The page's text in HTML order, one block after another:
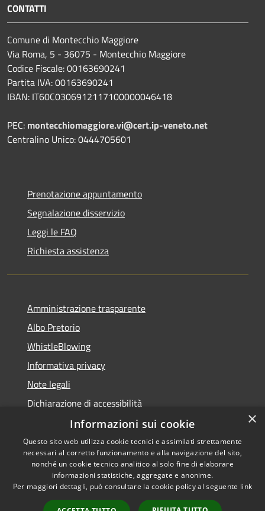
CONTATTI
Comune di Montecchio Maggiore
Via Roma, 5 - 36075 - Montecchio Maggiore
Codice Fiscale: 00163690241
Partita IVA: 00163690241
IBAN: IT60C0306912117100000046418
PEC: montecchiomaggiore.vi@cert.ip-veneto.net
Centralino Unico: 0444705601
Prenotazione appuntamento
Segnalazione disservizio
Leggi le FAQ
Richiesta assistenza
Amministrazione trasparente
Albo Pretorio
WhistleBlowing
Informativa privacy
Note legali
Dichiarazione di accessibilità
Accessibilità
Privacy
Copyright © 2026 • Città di
Montecchio Maggiore •
Powered byMunicipium •
Accesso redazione
×
Informazioni sui cookie
Questo sito web utilizza cookie tecnici e assimilati strettamente
necessari al corretto funzionamento e alla navigazione del sito,
nonché un cookie tecnico analitico al solo fine di elaborare
informazioni statistiche, aggregate e anonime.
Per maggiori dettagli, può consultare la cookie policy al seguente link